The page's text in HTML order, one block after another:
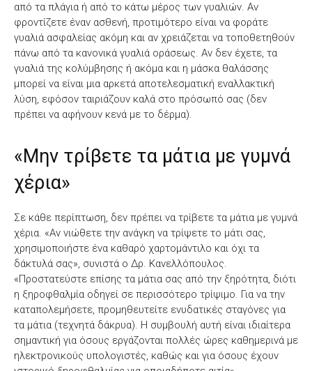
από τα πλάγια ή από το κάτω μέρος των γυαλιών. Αν
φροντίζετε έναν ασθενή, προτιμότερο είναι να φοράτε
γυαλιά ασφαλείας ακόμη και αν χρειάζεται να τοποθετηθούν
πάνω από τα κανονικά γυαλιά οράσεως. Αν δεν έχετε, τα
γυαλιά της κολύμβησης ή ακόμα και η μάσκα θαλάσσης
μπορεί να είναι μια αρκετά αποτελεσματική εναλλακτική
λύση, εφόσον ταιριάζουν καλά στο πρόσωπό σας (δεν
πρέπει να αφήνουν κενά με το δέρμα).
«Μην τρίβετε τα μάτια με γυμνά
χέρια»
Σε κάθε περίπτωση, δεν πρέπει να τρίβετε τα μάτια με γυμνά
χέρια. «Αν νιώθετε την ανάγκη να τρίψετε το μάτι σας,
χρησιμοποιήστε ένα καθαρό χαρτομάντιλο και όχι τα
δάκτυλά σας», συνιστά ο Δρ. Κανελλόπουλος.
«Προστατεύστε επίσης τα μάτια σας από την ξηρότητα, διότι
η ξηροφθαλμία οδηγεί σε περισσότερο τρίψιμο. Για να την
καταπολεμήσετε, προμηθευτείτε ενυδατικές σταγόνες για
τα μάτια (τεχνητά δάκρυα). Η συμβουλή αυτή είναι ιδιαίτερα
σημαντική για όσους εργάζονται πολλές ώρες καθημερινά με
ηλεκτρονικούς υπολογιστές, καθώς και για όσους έχουν